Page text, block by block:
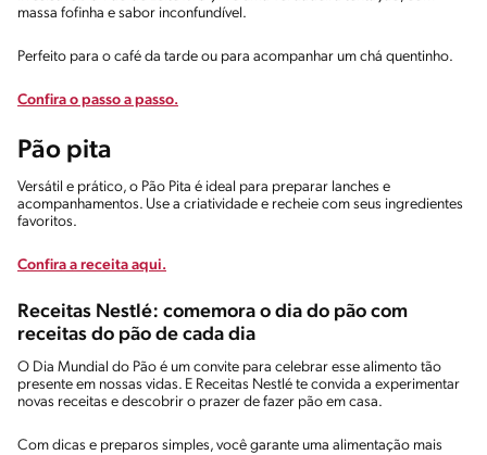
massa fofinha e sabor inconfundível.
Perfeito para o café da tarde ou para acompanhar um chá quentinho.
Confira o passo a passo.
Pão pita
Versátil e prático, o Pão Pita é ideal para preparar lanches e
acompanhamentos. Use a criatividade e recheie com seus ingredientes
favoritos.
Confira a receita aqui.
Receitas Nestlé: comemora o dia do pão com
receitas do pão de cada dia
O Dia Mundial do Pão é um convite para celebrar esse alimento tão
presente em nossas vidas. E Receitas Nestlé te convida a experimentar
novas receitas e descobrir o prazer de fazer pão em casa.
Com dicas e preparos simples, você garante uma alimentação mais